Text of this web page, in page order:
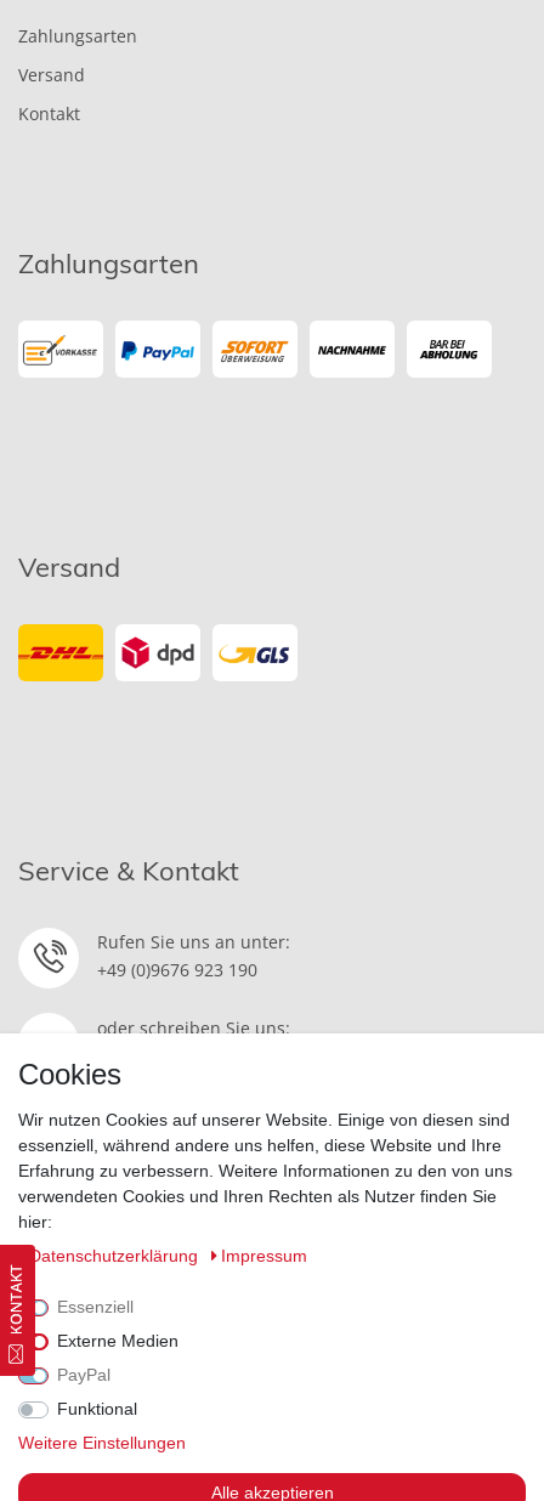
Zahlungsarten
Versand
Kontakt
Zahlungsarten
Versand
Service & Kontakt
Rufen Sie uns an unter:
+49 (0)9676 923 190
oder schreiben Sie uns:
Widerrufsrecht | Datenschutzerklärung | AGB | Impressum
Cookies
Wir nutzen Cookies auf unserer Website. Einige von diesen sind
essenziell, während andere uns helfen, diese Website und Ihre
Erfahrung zu verbessern. Weitere Informationen zu den von uns
verwendeten Cookies und Ihren Rechten als Nutzer finden Sie
hier:
Daten­schutz­erklärung
Impressum
Essenziell
Externe Medien
PayPal
Funktional
Weitere Einstellungen
Alle akzeptieren